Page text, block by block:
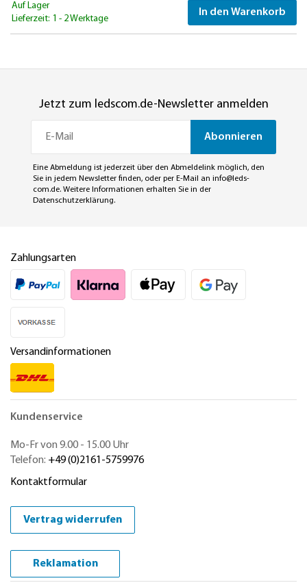
Auf Lager
Lieferzeit: 1 - 2 Werktage
In den Warenkorb
Jetzt zum ledscom.de-Newsletter anmelden
Abonnieren
Eine Abmeldung ist jederzeit über den Abmeldelink möglich, den
Sie in jedem Newsletter finden, oder per E-Mail an info@leds-
com.de. Weitere Informationen erhalten Sie in der
Datenschutzerklärung.
Zahlungsarten
Versandinformationen
Kundenservice
Mo-Fr von 9.00 - 15.00 Uhr
Telefon: +49 (0)2161-5759976
Kontaktformular
Vertrag widerrufen
Reklamation